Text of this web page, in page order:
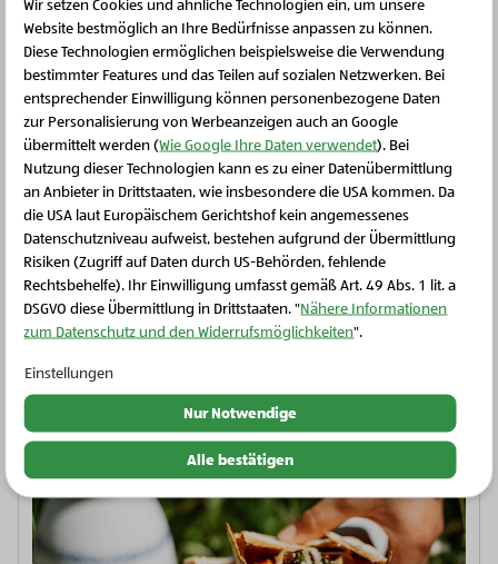
Schritt 5
Das gegrillte Gemüse gemeinsam mit einem
Schuss Schlagobers nach Belieben, dem Saft einer
halben Zitrone, einer Prise Zucker und Salz in ein
Gefäß geben und cremig pürieren. Wer es etwas
flüssiger möchte, kann nach und nach Wasser bzw.
Schlagobers bis zum Erreichen der gewünschten
Konsistenz hinzufügen.
Weitere Rezepte
Schließen Sie dieses Feld
Wir setzen Cookies und ähnliche Technologien ein, um unsere
Website bestmöglich an Ihre Bedürfnisse anpassen zu können.
Diese Technologien ermöglichen beispielsweise die Verwendung
bestimmter Features und das Teilen auf sozialen Netzwerken. Bei
entsprechender Einwilligung können personenbezogene Daten
zur Personalisierung von Werbeanzeigen auch an Google
übermittelt werden (Wie Google Ihre Daten verwendet). Bei
Nutzung dieser Technologien kann es zu einer Datenübermittlung
an Anbieter in Drittstaaten, wie insbesondere die USA kommen. Da
die USA laut Europäischem Gerichtshof kein angemessenes
Datenschutzniveau aufweist, bestehen aufgrund der Übermittlung
Risiken (Zugriff auf Daten durch US-Behörden, fehlende
Rechtsbehelfe). Ihr Einwilligung umfasst gemäß Art. 49 Abs. 1 lit. a
DSGVO diese Übermittlung in Drittstaaten. "Nähere Informationen
zum Datenschutz und den Widerrufsmöglichkeiten".
Einstellungen
Nur Notwendige
Alle bestätigen